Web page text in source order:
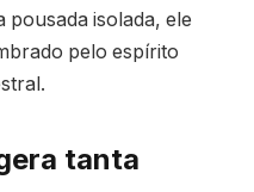
pousada isolada, ele
pelo espírito
tanta